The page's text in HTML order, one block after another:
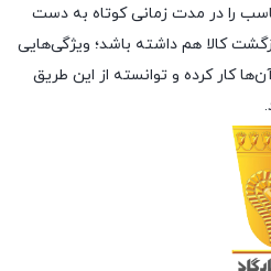
را در مدت زمانی کوتاه به دست
کالا هم داشته باشد؛ ویژگی‌هایی
کار کرده و توانسته از این طریق